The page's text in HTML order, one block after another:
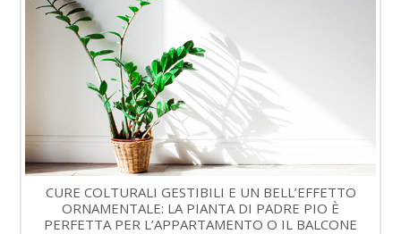
CURE COLTURALI GESTIBILI E UN BELL’EFFETTO
ORNAMENTALE: LA PIANTA DI PADRE PIO È
PERFETTA PER L’APPARTAMENTO O IL BALCONE